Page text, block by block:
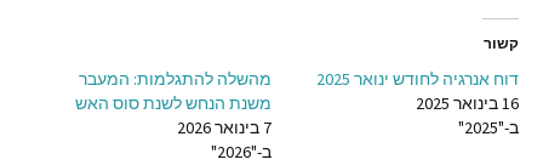
קשור
דוח אנרגיה לחודש ינואר 2025
16 בינואר 2025
ב-"2025"
מהשלה להתגלמות: המעבר
משנת הנחש לשנת סוס האש
7 בינואר 2026
ב-"2026"